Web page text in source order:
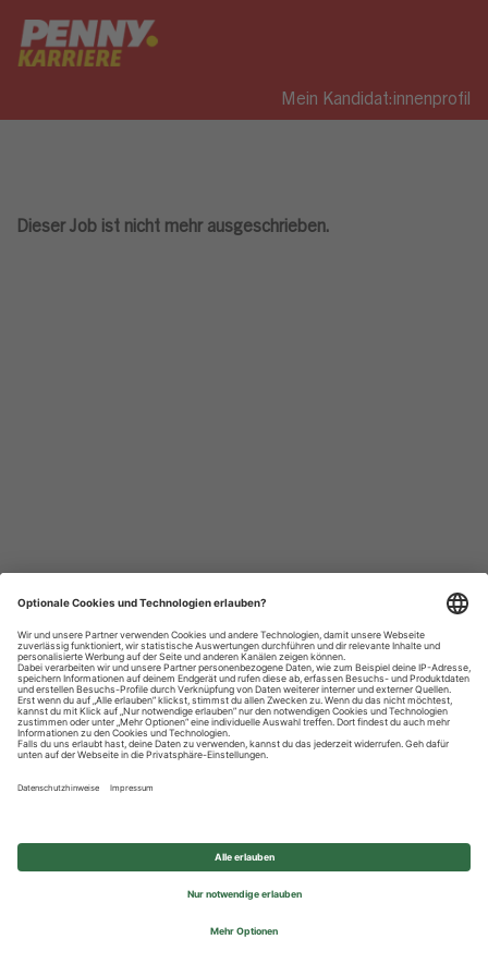
Mein Kandidat:innenprofil
Dieser Job ist nicht mehr ausgeschrieben.
Datenschutzhinweise
Impressum
Privatsphäre-Einstellungen
© 2026 REWE Group - All rights reserved